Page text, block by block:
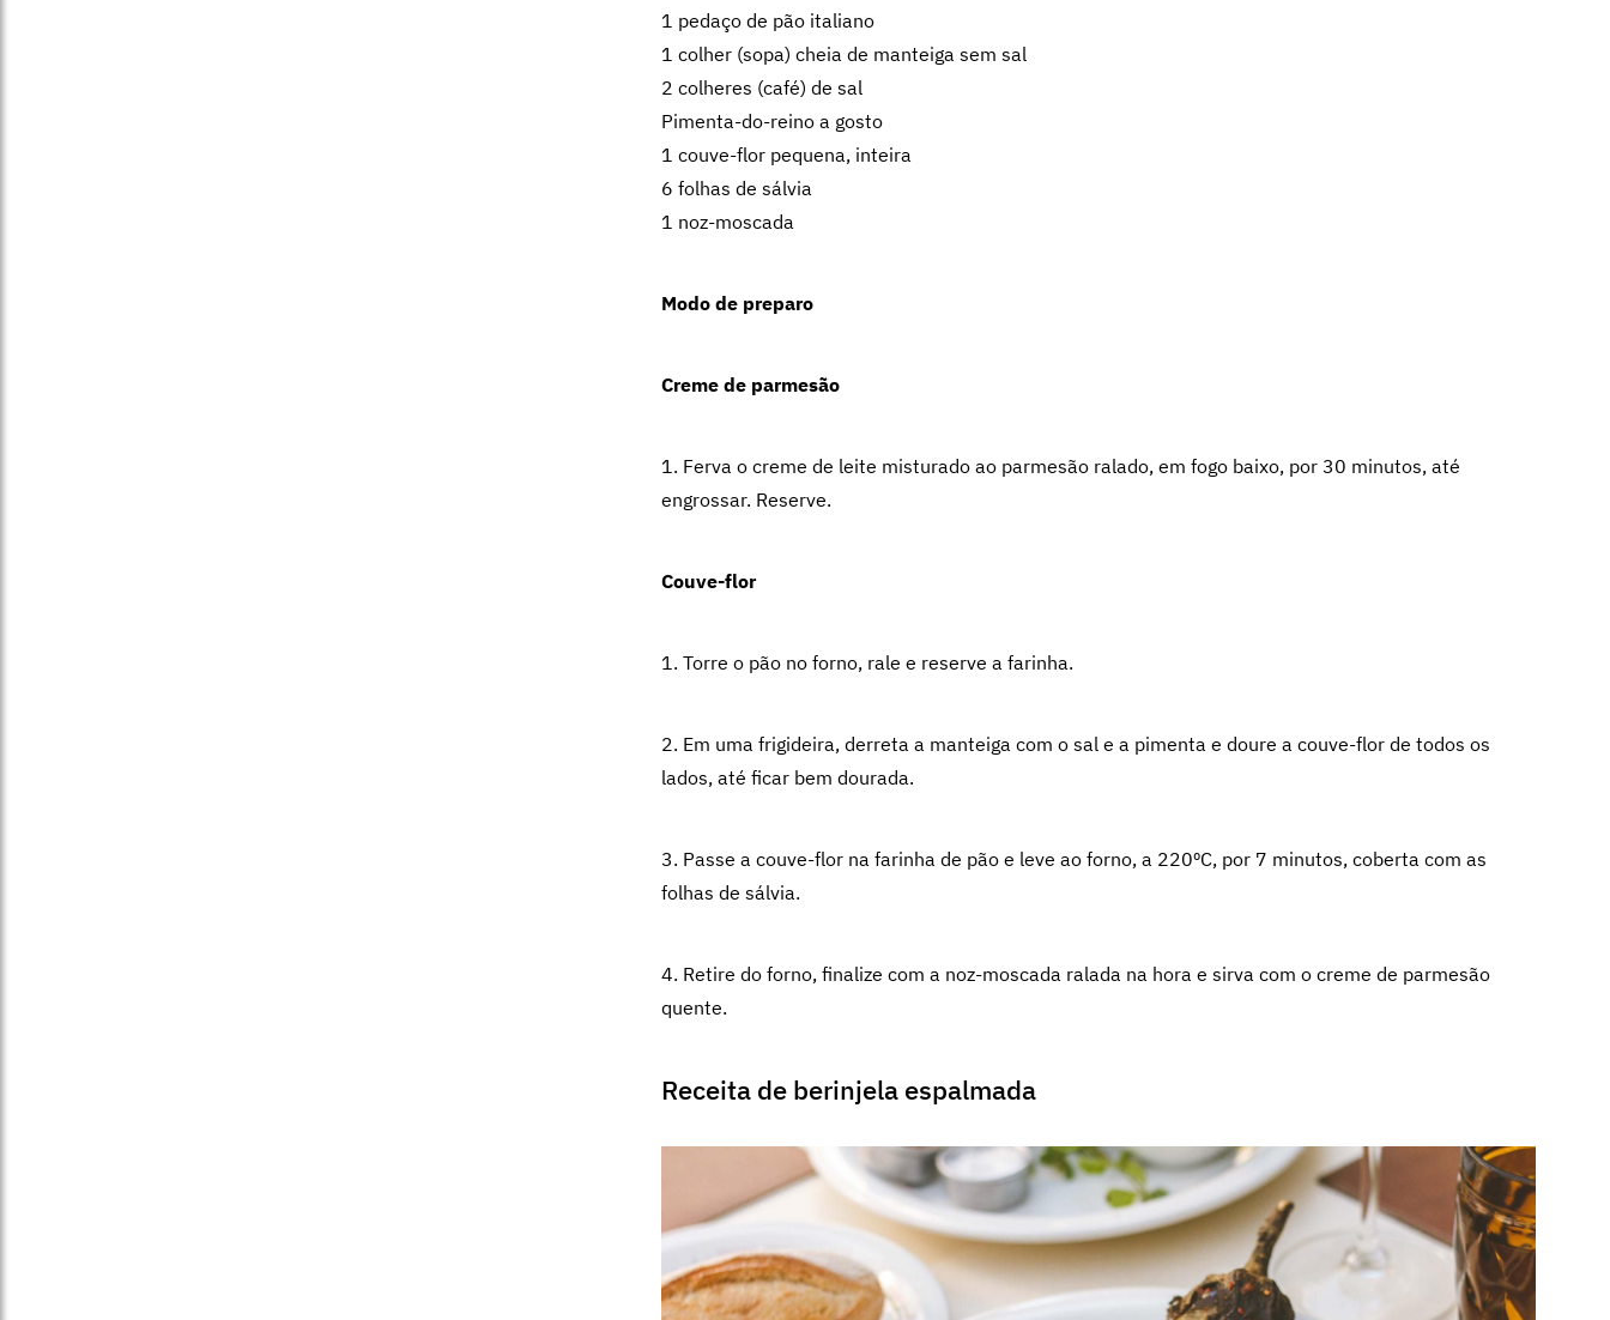
1 pedaço de pão italiano
1 colher (sopa) cheia de manteiga sem sal
2 colheres (café) de sal
Pimenta-do-reino a gosto
1 couve-flor pequena, inteira
6 folhas de sálvia
1 noz-moscada
Modo de preparo
Creme de parmesão
1. Ferva o creme de leite misturado ao parmesão ralado, em fogo baixo, por 30 minutos, até
engrossar. Reserve.
Couve-flor
1. Torre o pão no forno, rale e reserve a farinha.
2. Em uma frigideira, derreta a manteiga com o sal e a pimenta e doure a couve-flor de todos os
lados, até ficar bem dourada.
3. Passe a couve-flor na farinha de pão e leve ao forno, a 220ºC, por 7 minutos, coberta com as
folhas de sálvia.
4. Retire do forno, finalize com a noz-moscada ralada na hora e sirva com o creme de parmesão
quente.
Receita de berinjela espalmada